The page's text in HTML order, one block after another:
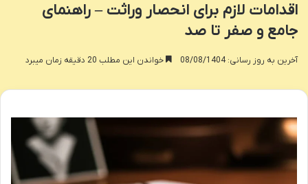
اقدامات لازم برای انحصار وراثت – راهنمای
جامع و صفر تا صد
آخرین به روز رسانی: 08/08/1404 خواندن این مطلب 20 دقیقه زمان میبرد